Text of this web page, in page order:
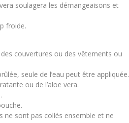
soulagera les démangeaisons et
froide.
couvertures ou des vêtements ou
seule de l’eau peut être appliquée.
ou de l’aloe vera.
ne sont pas collés ensemble et ne